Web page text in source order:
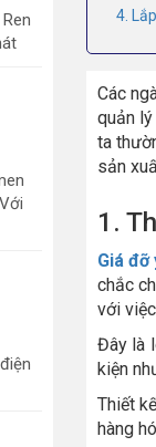
4.
Các
quản
ta
sản
1.
Giá đỡ
chắc
với
Đây là
kiện
Thiết
hàng